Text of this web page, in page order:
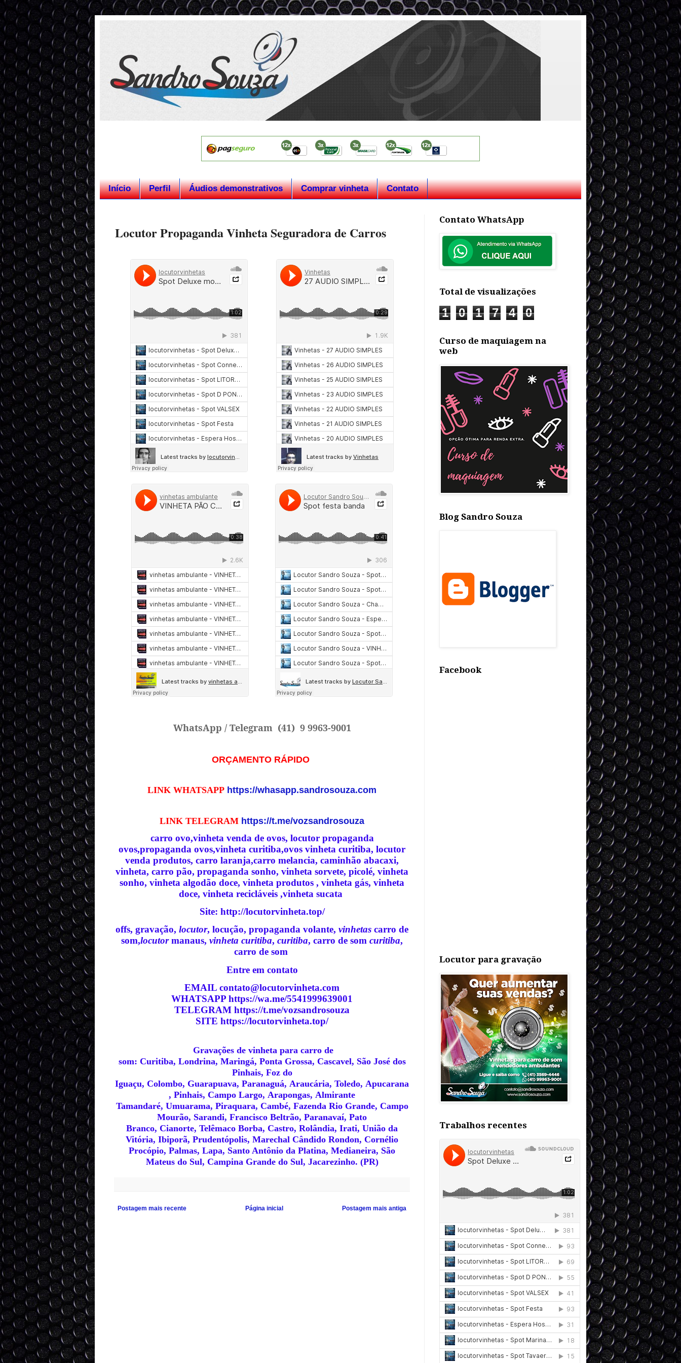
Início Perfil Áudios demonstrativos Comprar vinheta Contato
Locutor Propaganda Vinheta Seguradora de Carros
WhatsApp / Telegram (41) 9 9963-9001
ORÇAMENTO RÁPIDO
LINK WHATSAPP https://whasapp.sandrosouza.com
LINK TELEGRAM https://t.me/vozsandrosouza
carro ovo,vinheta venda de ovos, locutor propaganda
ovos,propaganda ovos,vinheta curitiba,ovos vinheta curitiba, locutor
venda produtos, carro laranja,carro melancia, caminhão abacaxi,
vinheta, carro pão, propaganda sonho, vinheta sorvete, picolé, vinheta
sonho, vinheta algodão doce, vinheta produtos , vinheta gás, vinheta
doce, vinheta recicláveis ,vinheta sucata
Site: http://locutorvinheta.top/
offs, gravação, locutor, locução, propaganda volante, vinhetas carro de
som,locutormanaus, vinheta curitiba, curitiba, carro de som curitiba,
carro de som
Entre em contato
EMAIL contato@locutorvinheta.com
WHATSAPP https://wa.me/5541999639001
TELEGRAM https://t.me/vozsandrosouza
SITE https://locutorvinheta.top/
Gravações de vinheta para carro de
som: Curitiba, Londrina, Maringá, Ponta Grossa, Cascavel, São José dos
Pinhais, Foz do
Iguaçu, Colombo, Guarapuava, Paranaguá, Araucária, Toledo, Apucarana
, Pinhais, Campo Largo, Arapongas, Almirante
Tamandaré, Umuarama, Piraquara, Cambé, Fazenda Rio Grande, Campo
Mourão, Sarandi, Francisco Beltrão, Paranavaí, Pato
Branco, Cianorte, Telêmaco Borba, Castro, Rolândia, Irati, União da
Vitória, Ibiporã, Prudentópolis, Marechal Cândido Rondon, Cornélio
Procópio, Palmas, Lapa, Santo Antônio da Platina, Medianeira, São
Mateus do Sul, Campina Grande do Sul, Jacarezinho. (PR)
Postagem mais recente Postagem mais antiga
Página inicial
Contato WhatsApp
Total de visualizações
1 0 1 7 4 0
Curso de maquiagem na
web
Blog Sandro Souza
Facebook
Locutor para gravação
Trabalhos recentes